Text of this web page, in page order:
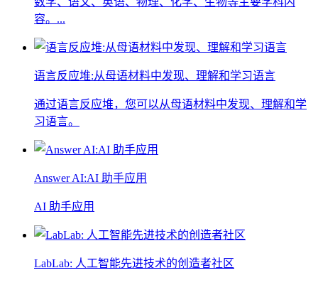
容。...
语言反应堆:从母语材料中发现、理解和学习语言
通过语言反应堆，您可以从母语材料中发现、理解和学
习语言。
Answer AI:AI 助手应用
AI 助手应用
LabLab: 人工智能先进技术的创造者社区